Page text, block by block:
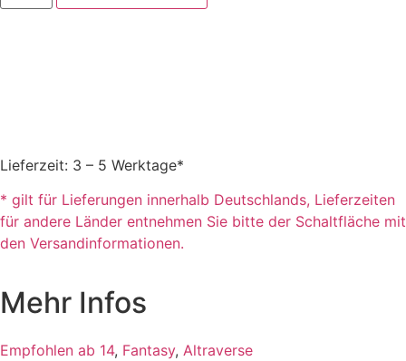
Lieferzeit: 3 – 5 Werktage*
* gilt für Lieferungen innerhalb Deutschlands, Lieferzeiten
für andere Länder entnehmen Sie bitte der Schaltfläche mit
den Versandinformationen.
Mehr Infos
Empfohlen ab 14, Fantasy, Altraverse